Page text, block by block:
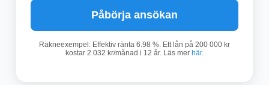
Påbörja ansökan
Räkneexempel: Effektiv ränta 6.98 %. Ett lån på 200 000 kr
kostar 2 032 kr/månad i 12 år. Läs mer här.